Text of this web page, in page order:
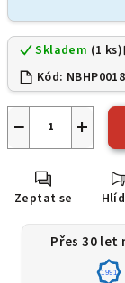
Skladem (1 ks)
Kód:
+
−
Zeptat se
Přes 30 let
1991